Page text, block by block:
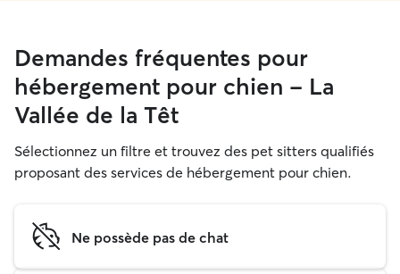
Demandes fréquentes pour
hébergement pour chien - La
Vallée de la Têt
Sélectionnez un filtre et trouvez des pet sitters qualifiés
proposant des services de hébergement pour chien.
Ne possède pas de chat